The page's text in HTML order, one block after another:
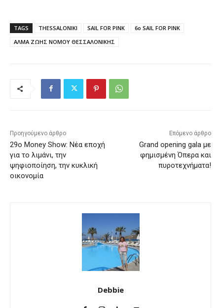
TAGS THESSALONIKI SAIL FOR PINK
6o SAIL FOR PINK
ΑΛΜΑ ΖΩΗΣ ΝΟΜΟΥ ΘΕΣΣΑΛΟΝΙΚΗΣ
Προηγούμενο άρθρο
29o Money Show: Νέα εποχή
για το λιμάνι, την
ψηφιοποίηση, την κυκλική
οικονομία
Επόμενο άρθρο
Grand opening gala με
φημισμένη Όπερα και
πυροτεχνήματα!
Debbie